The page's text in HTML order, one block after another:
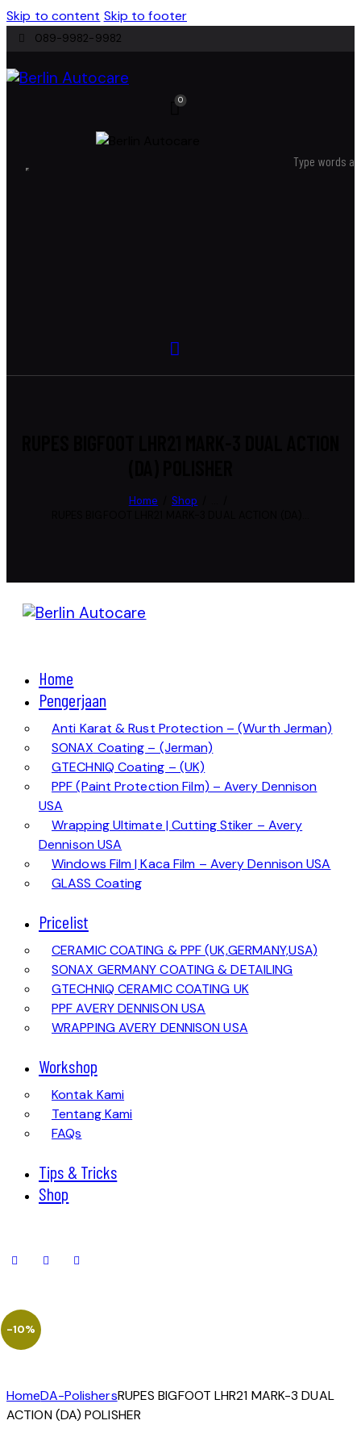
Skip to content Skip to footer
089-9982-9982
0
Home Shop
Home
Pengerjaan
Anti Karat & Rust Protection – (Wurth Jerman)
SONAX Coating – (Jerman)
GTECHNIQ Coating – (UK)
PPF (Paint Protection Film) – Avery Dennison
USA
Wrapping Ultimate | Cutting Stiker – Avery
Dennison USA
Windows Film | Kaca Film – Avery Dennison USA
GLASS Coating
Pricelist
CERAMIC COATING & PPF (UK,GERMANY,USA)
SONAX GERMANY COATING & DETAILING
GTECHNIQ CERAMIC COATING UK
PPF AVERY DENNISON USA
WRAPPING AVERY DENNISON USA
Workshop
Kontak Kami
Tentang Kami
FAQs
Tips & Tricks
Shop
HomeDA-PolishersRUPES BIGFOOT LHR21 MARK-3 DUAL
ACTION (DA) POLISHER
-10%